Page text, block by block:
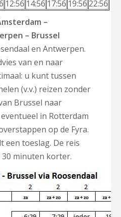
12:56 14:56 17:56 19:56 22:56
–
– Brussel
en Antwerpen.
van en naar
u kunt tussen
(v.v.) reizen zonder
Brussel naar
in Rotterdam
op de Fyra.
een toeslag. De reis
minuten korter.